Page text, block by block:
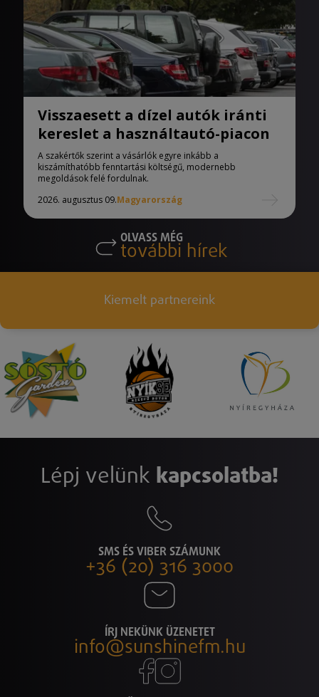
Visszaesett a dízel autók iránti
kereslet a használtautó-piacon
A szakértők szerint a vásárlók egyre inkább a
kiszámíthatóbb fenntartási költségű, modernebb
megoldások felé fordulnak.
2026. augusztus 09.Magyarország
OLVASS MÉG
további hírek
Kiemelt partnereink
Lépj velünk kapcsolatba!
SMS ÉS VIBER SZÁMUNK
+36 (20) 316 3000
ÍRJ NEKÜNK ÜZENETET
info@sunshinefm.hu